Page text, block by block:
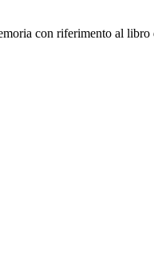
con riferimento al libro